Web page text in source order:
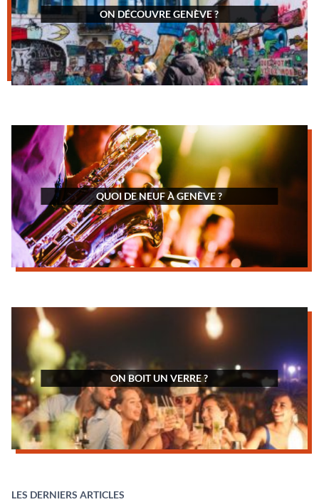
ON DÉCOUVRE GENÈVE ?
QUOI DE NEUF À GENÈVE ?
ON BOIT UN VERRE ?
LES DERNIERS ARTICLES